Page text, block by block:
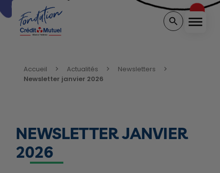
Menu
Vous êtes ici:
Accueil Actualités
Newsletters
Newsletter janvier 2026
NEWSLETTER JANVIER
2026